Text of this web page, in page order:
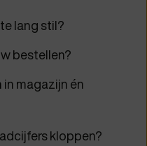
lang stil?
bestellen?
magazijn én
kloppen?